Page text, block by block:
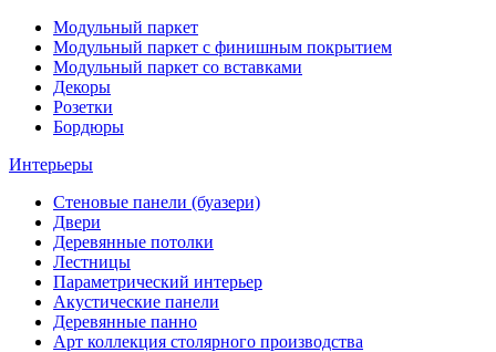
Модульный паркет
Модульный паркет с финишным покрытием
Модульный паркет со вставками
Декоры
Розетки
Бордюры
Интерьеры
Стеновые панели (буазери)
Двери
Деревянные потолки
Лестницы
Параметрический интерьер
Акустические панели
Деревянные панно
Арт коллекция столярного производства